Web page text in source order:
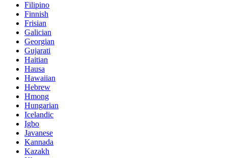
Filipino
Finnish
Frisian
Galician
Georgian
Gujarati
Haitian
Hausa
Hawaiian
Hebrew
Hmong
Hungarian
Icelandic
Igbo
Javanese
Kannada
Kazakh